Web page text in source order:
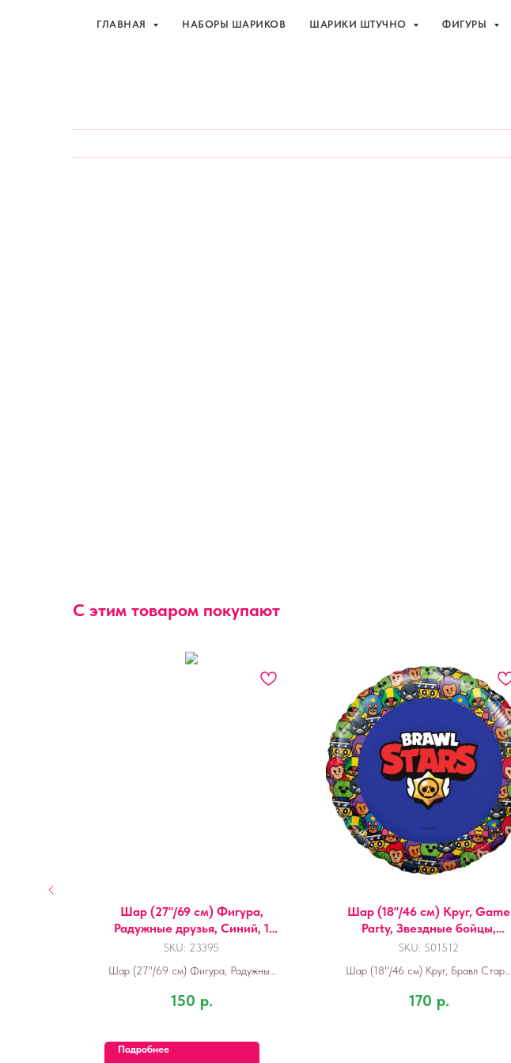
ГЛАВНАЯ НАБОРЫ ШАРИКОВ ШАРИКИ ШТУЧНО ФИГУРЫ
ГЛАВНАЯ НАБОРЫ ШАРИКОВ ШАРИКИ ШТУЧНО ФИГУРЫ
С этим товаром покупают
Шар (27''/69 см) Фигура,
Радужные друзья, Синий, 1
шт.
SKU: 23395
Шар (27''/69 см) Фигура, Радужные
150 р.
Подробнее
Шар (18''/46 см) Круг, Game
Party, Звездные бойцы,
дизайн №3, Синий, 1 шт. в уп.
SKU: 501512
Шар (18''/46 см) Круг, Бравл Старс,
1 шт. в упак.
170 р.